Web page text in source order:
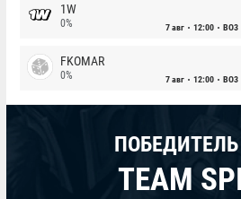
1W
0% 7 авг 12:00 BO3
FKOMAR
0% 7 авг 12:00 BO3
ПОБЕДИТЕЛЬ
TEAM